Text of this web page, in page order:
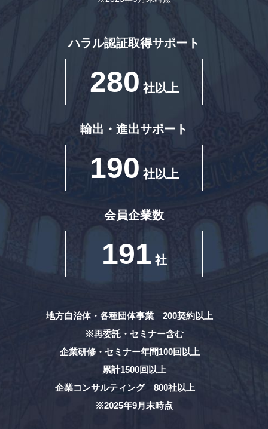
ハラル認証取得サポート
280 社以上
輸出・進出サポート
190 社以上
会員企業数
191 社
地方自治体・各種団体事業 200契約以上
※再委託・セミナー含む
企業研修・セミナー年間100回以上
累計1500回以上
企業コンサルティング 800社以上
※2025年9月末時点